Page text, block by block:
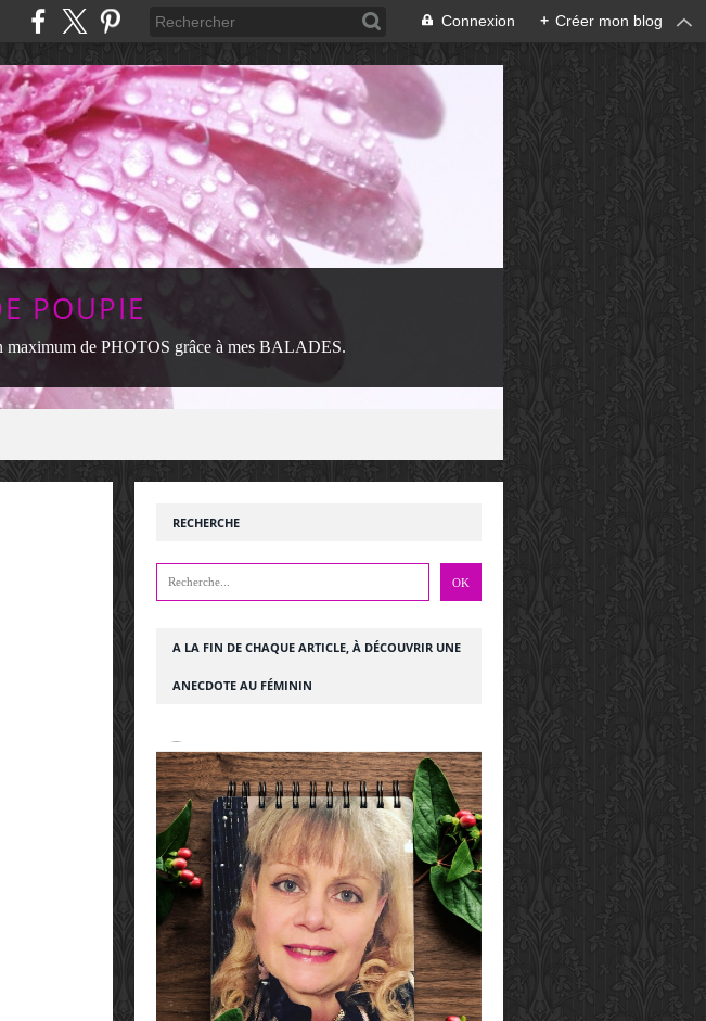
Connexion + Créer mon blog
POUPIE
de PHOTOS grâce à mes BALADES.
RECHERCHE
A LA FIN DE CHAQUE ARTICLE, À DÉCOUVRIR UNE
ANECDOTE AU FÉMININ